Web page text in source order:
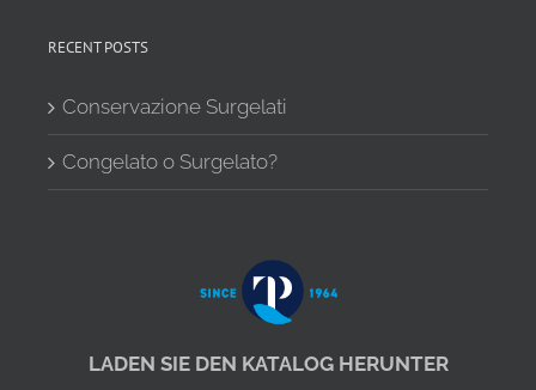
RECENT POSTS
Conservazione Surgelati
Congelato o Surgelato?
LADEN SIE DEN KATALOG HERUNTER